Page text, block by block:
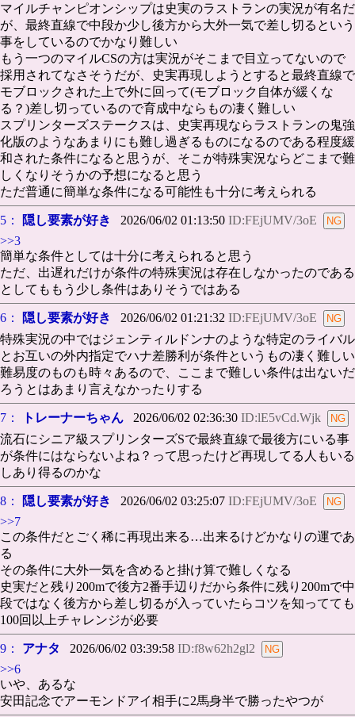
マイルチャンピオンシップは史実のラストランの実況が有名だ
が、最終直線で中段か少し後方から大外一気で差し切るという
事をしているのでかなり難しい
もう一つのマイルCSの方は実況がそこまで目立ってないので
採用されてなさそうだが、史実再現しようとすると最終直線で
モブロックされた上で外に回って(モブロック自体が緩くな
る？)差し切っているので育成中ならもの凄く難しい
スプリンターズステークスは、史実再現ならラストランの鬼強
化版のようなあまりにも難し過ぎるものになるのである程度緩
和された条件になると思うが、そこが特殊実況ならどこまで難
しくなりそうかの予想になると思う
ただ普通に簡単な条件になる可能性も十分に考えられる
5： 隠し要素が好き 2026/06/02 01:13:50 ID:FEjUMV/3oE
>>3
簡単な条件としては十分に考えられると思う
ただ、出遅れだけが条件の特殊実況は存在しなかったのである
としてももう少し条件はありそうではある
6： 隠し要素が好き 2026/06/02 01:21:32 ID:FEjUMV/3oE
特殊実況の中ではジェンティルドンナのような特定のライバル
とお互いの外内指定でハナ差勝利が条件というもの凄く難しい
難易度のものも時々あるので、ここまで難しい条件は出ないだ
ろうとはあまり言えなかったりする
7： トレーナーちゃん 2026/06/02 02:36:30 ID:lE5vCd.Wjk
流石にシニア級スプリンターズSで最終直線で最後方にいる事
が条件にはならないよね？って思ったけど再現してる人もいる
しあり得るのかな
8： 隠し要素が好き 2026/06/02 03:25:07 ID:FEjUMV/3oE
>>7
この条件だとごく稀に再現出来る…出来るけどかなりの運であ
る
その条件に大外一気を含めると掛け算で難しくなる
史実だと残り200mで後方2番手辺りだから条件に残り200mで中
段ではなく後方から差し切るが入っていたらコツを知ってても
100回以上チャレンジが必要
9： アナタ 2026/06/02 03:39:58 ID:f8w62h2gl2
>>6
いや、あるな
安田記念でアーモンドアイ相手に2馬身半で勝ったやつが